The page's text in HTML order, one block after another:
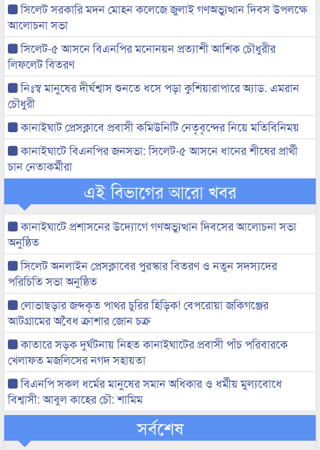
সিলেট সরকারি মদন মোহন কলেজে জুলাই গণঅভ্যুত্থান দিবস উপলক্ষে
আলোচনা সভা
সিলেট-৫ আসনে বিএনপির মনোনয়ন প্রত্যাশী আশিক চৌধুরীর
লিফলেট বিতরণ
নিঃস্ব মানুষের দীর্ঘশ্বাস শুনতে ধসে পড়া কুশিয়ারাপারে অ্যাড. এমরান
চৌধুরী
কানাইঘাট প্রেসক্লাবে প্রবাসী কমিউনিটি নেতৃবৃন্দের নিয়ে মতিবিনিময়
কানাইঘাটে বিএনপির জনসভা: সিলেট-৫ আসনে ধানের শীষের প্রার্থী
চান নেতাকর্মীরা
এই বিভাগের আরো খবর
কানাইঘাটে প্রশাসনের উদ্যোগে গণঅভ্যুত্থান দিবসের আলোচনা সভা
অনুষ্ঠিত
সিলেট অনলাইন প্রেসক্লাবের পুরস্কার বিতরণ ও নতুন সদস্যদের
পরিচিতি সভা অনুষ্ঠিত
লোভাছড়ার জব্দকৃত পাথর চুরির হিড়িক! বেপরোয়া জকিগঞ্জের
আটগ্রামের অবৈধ ক্রাশার জোন চক্র
কাতারে সড়ক দুর্ঘটনায় নিহত কানাইঘাটের প্রবাসী পাঁচ পরিবারকে
খেলাফত মজলিসের নগদ সহায়তা
বিএনপি সকল ধর্মের মানুষের সমান অধিকার ও ধর্মীয় মুল্যবোধে
বিশ্বাসী: আবুল কাহের চৌ: শামিম
সর্বশেষ